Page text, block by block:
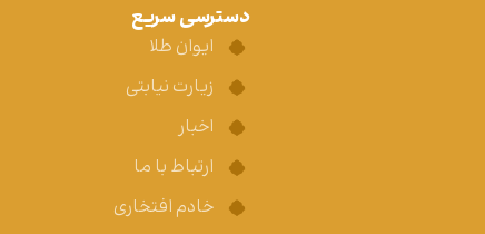
دسترسی سریع
ایوان طلا
زیارت نیابتی
اخبار
ارتباط با ما
خادم افتخاری